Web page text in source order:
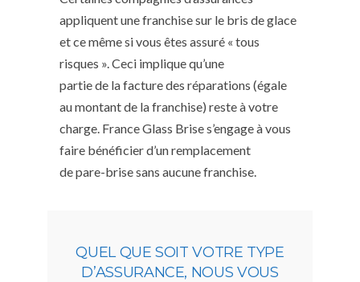
appliquent une franchise sur le bris de glace
et ce même si vous êtes assuré « tous
risques ». Ceci implique qu’une
partie de la facture des réparations (égale
au montant de la franchise) reste à votre
charge. France Glass Brise s’engage à vous
faire bénéficier d’un remplacement
de pare-brise sans aucune franchise.
QUEL QUE SOIT VOTRE TYPE
D’ASSURANCE, NOUS VOUS